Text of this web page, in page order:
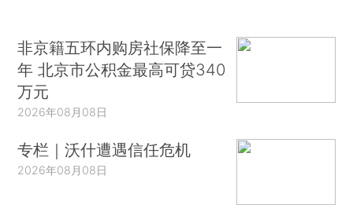
非京籍五环内购房社保降至一
年 北京市公积金最高可贷340
万元
2026年08月08日
专栏｜沃什遭遇信任危机
2026年08月08日